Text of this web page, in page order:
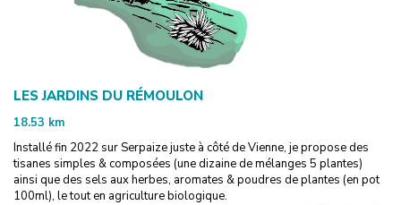
LES JARDINS DU RÉMOULON
18.53 km
Installé fin 2022 sur Serpaize juste à côté de Vienne, je propose des
tisanes simples & composées (une dizaine de mélanges 5 plantes)
ainsi que des sels aux herbes, aromates & poudres de plantes (en pot
100ml), le tout en agriculture biologique.